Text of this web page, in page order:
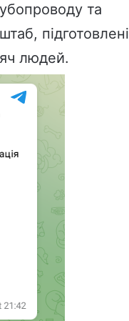
та
підготовлені
людей.